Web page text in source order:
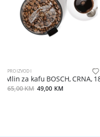
PROIZVODI
Mlin za kafu BOSCH, CRNA,
65,00 KM 49,00 KM